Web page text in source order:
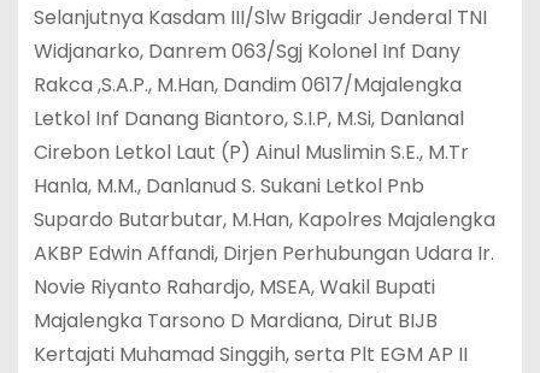
Selanjutnya Kasdam III/Slw Brigadir Jenderal TNI
Widjanarko, Danrem 063/Sgj Kolonel Inf Dany
Rakca ,S.A.P., M.Han, Dandim 0617/Majalengka
Letkol Inf Danang Biantoro, S.I.P, M.Si, Danlanal
Cirebon Letkol Laut (P) Ainul Muslimin S.E., M.Tr
Hanla, M.M., Danlanud S. Sukani Letkol Pnb
Supardo Butarbutar, M.Han, Kapolres Majalengka
AKBP Edwin Affandi, Dirjen Perhubungan Udara Ir.
Novie Riyanto Rahardjo, MSEA, Wakil Bupati
Majalengka Tarsono D Mardiana, Dirut BIJB
Kertajati Muhamad Singgih, serta Plt EGM AP II